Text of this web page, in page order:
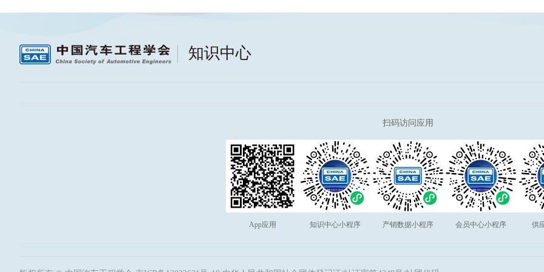
知识中心
扫码访问应用
App应用 知识中心小程序 产销数据小程序 会员中心小程序 供